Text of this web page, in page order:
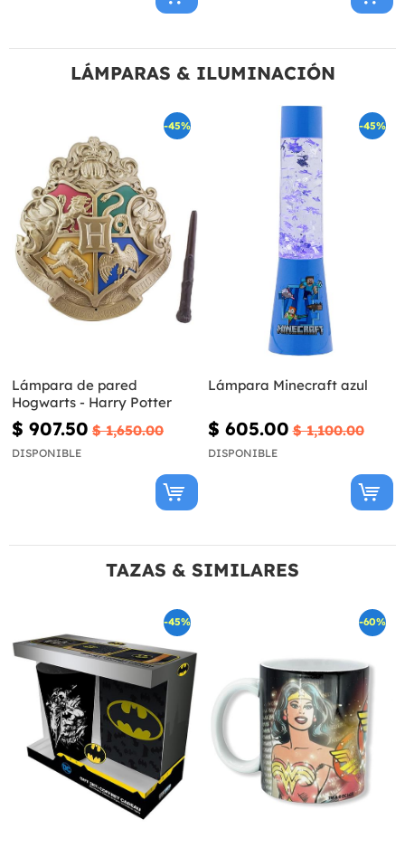
LÁMPARAS & ILUMINACIÓN
-45%
Lámpara de pared
Hogwarts - Harry Potter
$ 907.50 $ 1,650.00
DISPONIBLE
-45%
Lámpara Minecraft azul
$ 605.00 $ 1,100.00
DISPONIBLE
TAZAS & SIMILARES
-45% -60%